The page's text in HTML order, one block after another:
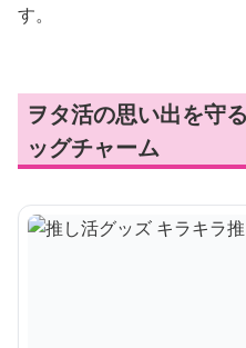
す。
ヲタ活の思い出を守
ッグチャーム